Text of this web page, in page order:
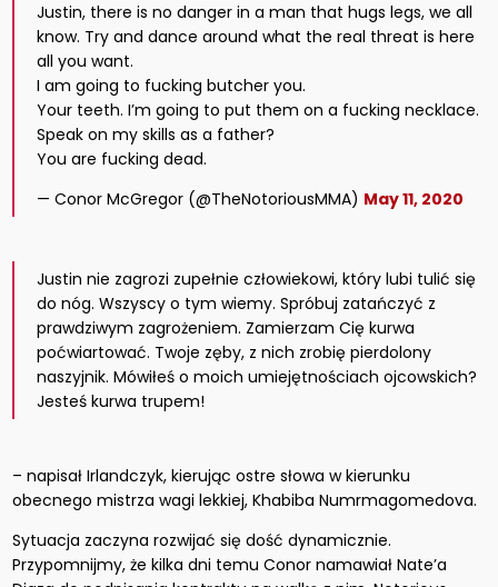
Justin, there is no danger in a man that hugs legs, we all
know. Try and dance around what the real threat is here
all you want.
I am going to fucking butcher you.
Your teeth. I’m going to put them on a fucking necklace.
Speak on my skills as a father?
You are fucking dead.
— Conor McGregor (@TheNotoriousMMA) May 11, 2020
Justin nie zagrozi zupełnie człowiekowi, który lubi tulić się
do nóg. Wszyscy o tym wiemy. Spróbuj zatańczyć z
prawdziwym zagrożeniem. Zamierzam Cię kurwa
poćwiartować. Twoje zęby, z nich zrobię pierdolony
naszyjnik. Mówiłeś o moich umiejętnościach ojcowskich?
Jesteś kurwa trupem!
– napisał Irlandczyk, kierując ostre słowa w kierunku
obecnego mistrza wagi lekkiej, Khabiba Numrmagomedova.
Sytuacja zaczyna rozwijać się dość dynamicznie.
Przypomnijmy, że kilka dni temu Conor namawiał Nate’a